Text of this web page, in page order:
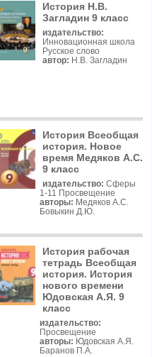
История Н.В.
Загладин 9 класс
издательство:
Инновационная школа
Русское слово
автор: Н.В. Загладин
История Всеобщая
история. Новое
время Медяков А.С.
9 класс
издательство: Сферы
1-11 Просвещение
авторы: Медяков А.С.
Бовыкин Д.Ю.
История рабочая
тетрадь Всеобщая
история. История
нового времени
Юдовская А.Я. 9
класс
издательство:
Просвещение
авторы: Юдовская А.Я.
Баранов П.А.